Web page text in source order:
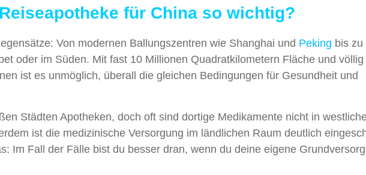
für China so wichtig?
Von modernen Ballungszentren wie Shanghai und Peking bis zu
oder im Süden. Mit fast 10 Millionen Quadratkilometern Fläche und völlig
ist es unmöglich, überall die gleichen Bedingungen für Gesundheit und
Städten Apotheken, doch oft sind dortige Medikamente nicht in
ist die medizinische Versorgung im ländlichen Raum deutlich
Im Fall der Fälle bist du besser dran, wenn du deine eigene